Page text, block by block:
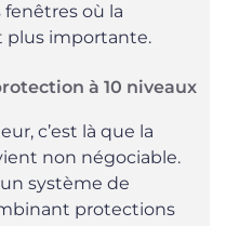
où la
plus importante.
à 10 niveaux
c’est là que la
non négociable.
système de
protections